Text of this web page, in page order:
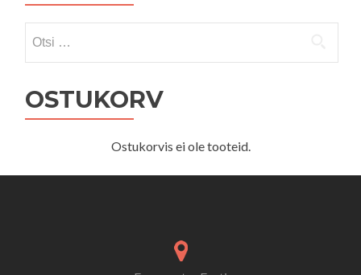
OSTUKORV
Ostukorvis ei ole tooteid.